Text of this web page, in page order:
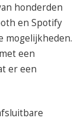
honderden
en Spotify
mogelijkheden.
een
er een